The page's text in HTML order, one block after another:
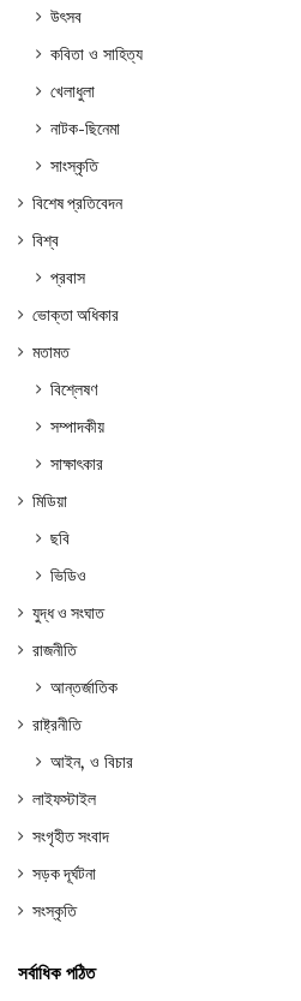
উৎসব
কবিতা ও সাহিত্য
খেলাধুলা
নাটক-ছিনেমা
সাংস্কৃতি
বিশেষ প্রতিবেদন
বিশ্ব
প্রবাস
ভোক্তা অধিকার
মতামত
বিশ্লেষণ
সম্পাদকীয়
সাক্ষাৎকার
মিডিয়া
ছবি
ভিডিও
যুদ্ধ ও সংঘাত
রাজনীতি
আন্তর্জাতিক
রাষ্ট্রনীতি
আইন, ও বিচার
লাইফস্টাইল
সংগৃহীত সংবাদ
সড়ক দূর্ঘটনা
সংস্কৃতি
সর্বাধিক পঠিত